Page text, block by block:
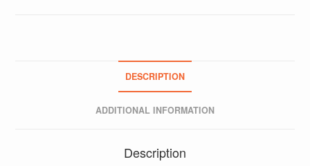
DESCRIPTION
ADDITIONAL INFORMATION
Description